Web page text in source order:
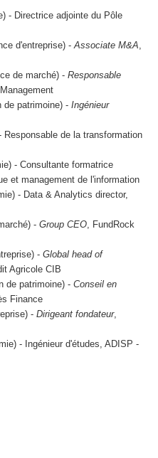
- Directrice adjointe du Pôle
d'entreprise) -Associate M&A,
de marché) - Responsable
de patrimoine) - Ingénieur
Responsable de la transformation
- Consultante formatrice
et management de l'information
- Data & Analytics director,
- Group CEO, FundRock
- Global head of
Agricole CIB
de patrimoine) - Conseil en
Finance
- Dirigeant fondateur,
- Ingénieur d'études, ADISP -